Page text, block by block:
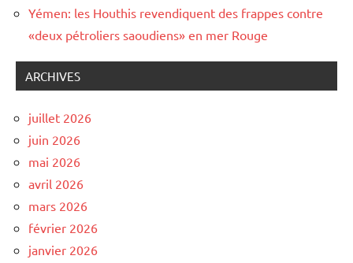
Yémen: les Houthis revendiquent des frappes contre
«deux pétroliers saoudiens» en mer Rouge
ARCHIVES
juillet 2026
juin 2026
mai 2026
avril 2026
mars 2026
février 2026
janvier 2026